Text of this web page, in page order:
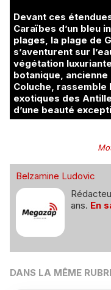
Devant ces
Caraïbes d’un bleu
plages, la plage de
s’aventurent sur
végétation
botanique,
Coluche,
exotiques des
d’une beauté
Belzamine Ludovic
ans. En
DANS LA MÊME